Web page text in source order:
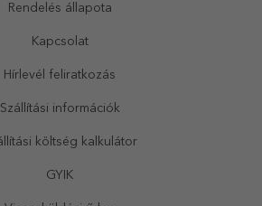
Rendelés állapota
Kapcsolat
Hírlevél feliratkozás
Szállítási információk
költség kalkulátor
GYIK